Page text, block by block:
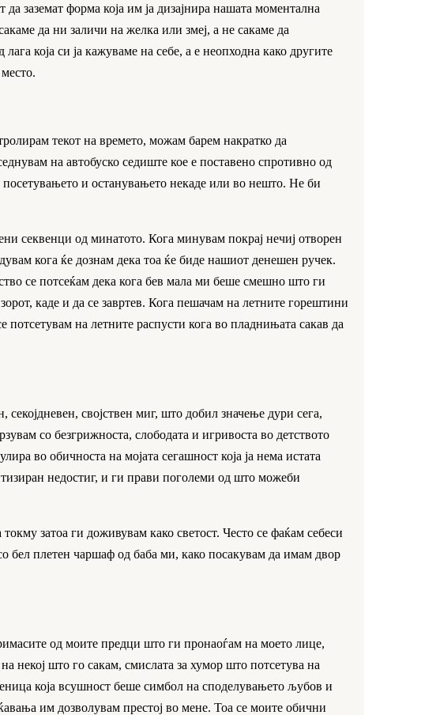
заземат форма која им ја дизајнира нашата моментална
да ни заличи на желка или змеј, а не сакаме да
која си ја кажуваме на себе, а е неопходна како другите
текот на времето, можам барем накратко да
на автобуско седиште кое е поставено спротивно од
посетувањето и останувањето некаде или во нешто. Не би
секвенци од минатото. Кога минувам покрај нечиј отворен
кога ќе дознам дека тоа ќе биде нашиот денешен ручек.
се потсеќам дека кога бев мала ми беше смешно што ги
каде и да се завртев. Кога пешачам на летните горештини
на летните распусти кога во пладнињата сакав да
својствен миг, што добил значење дури сега,
со безгрижноста, слободата и игривоста во детството
во обичноста на мојата сегашност која ја нема истата
недостиг, и ги прави поголеми од што можеби
затоа ги доживувам како светост. Често се фаќам себеси
бел плетен чаршаф од баба ми, како посакувам да имам двор
од моите предци што ги пронаоѓам на моето лице,
некој што го сакам, смислата за хумор што потсетува на
која всушност беше симбол на споделувањето љубов и
им дозволувам престој во мене. Тоа се моите обични